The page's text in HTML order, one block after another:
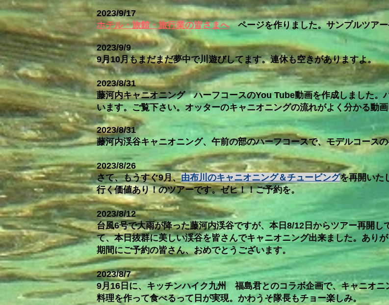
2023/9/17
ホテル・旅館・旅行業の皆さまへページを作りました。サンプルツアー
2023/9/9
9月10月もまだまだ夢中で川遊びしてます。連休も空きがありますよ。
2023/8/31
藤河内キャニオニング ハーフコースのYou Tube動画を作成しました。
います。ご覧下さい。オッターのキャニオニングの流れがよく分かる動
2023/8/31
藤河内渓谷キャニオニング、午前の部のハーフコースで、モデルコース
2023/8/26
さて、もうすぐ9月、由布川のキャニオニング＆チュービングを再開いた
行く価値あり！のツアーです。ゼヒ！！ご予約を。
2023/8/12
台風6号で大雨が降った藤河内渓谷ですが、本日8/12日からツアー再開
て、本日抜群に美しい渓谷を皆さんでキャニオニング出来ました。あり
期間にご予約の皆さん、おめでとうございます。
2023/8/7
9月16日に、キッチンハイク九州 福島君とのコラボ企画で、キャニオニ
料理を作って食べるって日が実現。かわうそ隊長もチョー楽しみ。